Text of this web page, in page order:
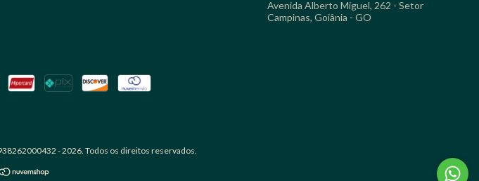
Avenida Alberto Miguel, 262 - Setor
Campinas, Goiânia - GO
- 2026. Todos os direitos reservados.